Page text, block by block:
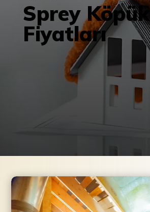
Sprey Köpük
Fiyatları